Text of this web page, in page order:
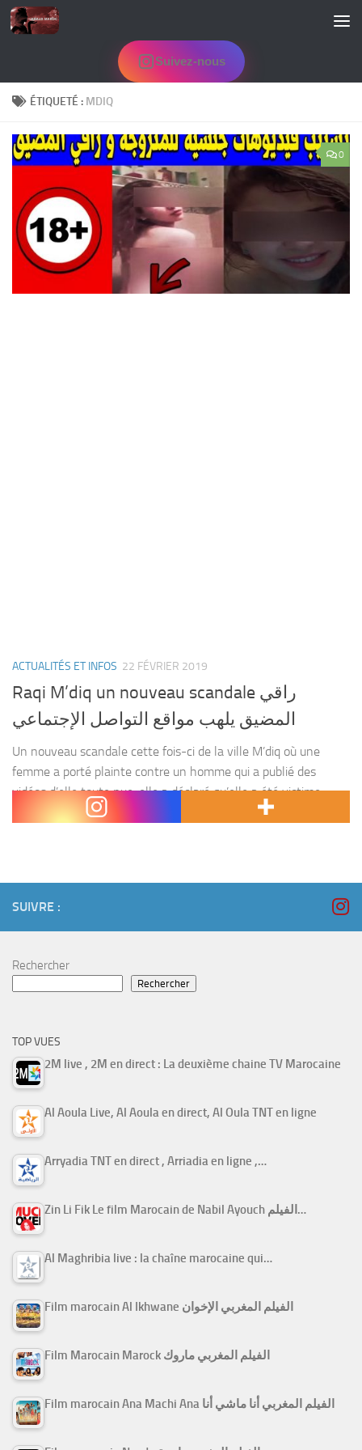
Skip to content
Suivez-nous
ÉTIQUETÉ : MDIQ
0
ACTUALITÉS ET INFOS 22 FÉVRIER 2019
Raqi M’diq un nouveau scandale راقي
المضيق يلهب مواقع التواصل الإجتماعي
Un nouveau scandale cette fois-ci de la ville M’diq où une
femme a porté plainte contre un homme qui a publié des
vidéos d’elle toute nue, elle a déclaré qu’elle a été victime
d’escroquerie...
SUIVRE :
Rechercher
Rechercher
TOP VUES
2M live , 2M en direct : La deuxième chaine TV Marocaine
Al Aoula Live, Al Aoula en direct, Al Oula TNT en ligne
Arryadia TNT en direct , Arriadia en ligne ,…
Zin Li Fik Le film Marocain de Nabil Ayouch الفيلم…
Al Maghribia live : la chaîne marocaine qui…
Film marocain Al Ikhwane الفيلم المغربي الإخوان
Film Marocain Marock الفيلم المغربي ماروك
Film marocain Ana Machi Ana الفيلم المغربي أنا ماشي أنا